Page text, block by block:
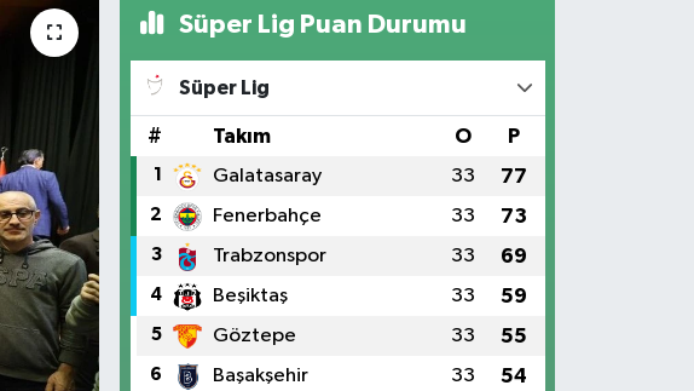
Süper Lig Puan Durumu
Süper Lig
# Takım O P
1 Galatasaray 33 77
2 Fenerbahçe 33 73
3 Trabzonspor 33 69
4 Beşiktaş 33 59
5 Göztepe 33 55
6 Başakşehir 33 54